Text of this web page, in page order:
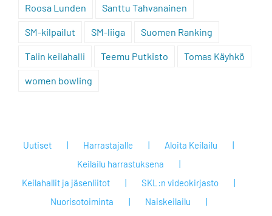
Roosa Lunden Santtu Tahvanainen
SM-kilpailut SM-liiga Suomen Ranking
Talin keilahalli Teemu Putkisto Tomas Käyhkö
women bowling
Uutiset Harrastajalle
Aloita Keilailu
Keilailu harrastuksena
Keilahallit ja jäsenliitot
SKL:n videokirjasto
Nuorisotoiminta
Naiskeilailu